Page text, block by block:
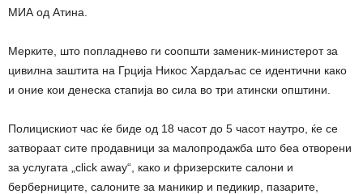
МИА од Атина.
Мерките, што попладнево ги соопшти заменик-министерот за
цивилна заштита на Грција Никос Хардаљас се идентични како
и оние кои денеска стапија во сила во три атински општини.
Полицискиот час ќе биде од 18 часот до 5 часот наутро, ќе се
затвораат сите продавници за малопродажба што беа отворени
за услугата „click away“, како и фризерските салони и
берберниците, салоните за маникир и педикир, пазарите,